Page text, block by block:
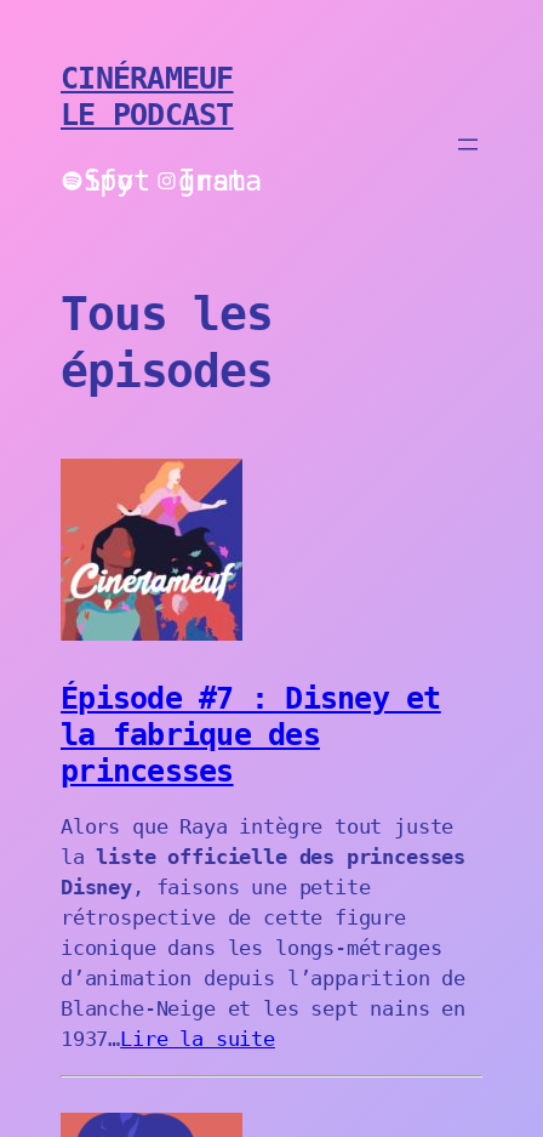
CINÉRAMEUF
LE PODCAST
Spotify Instagram
Tous les
épisodes
Épisode #7 : Disney et
la fabrique des
princesses
Alors que Raya intègre tout juste
laliste officielle des princesses
Disney, faisons une petite
rétrospective de cette figure
iconique dans les longs-métrages
d’animation depuis l’apparition de
Blanche-Neige et les sept nains en
1937…Lire la suite